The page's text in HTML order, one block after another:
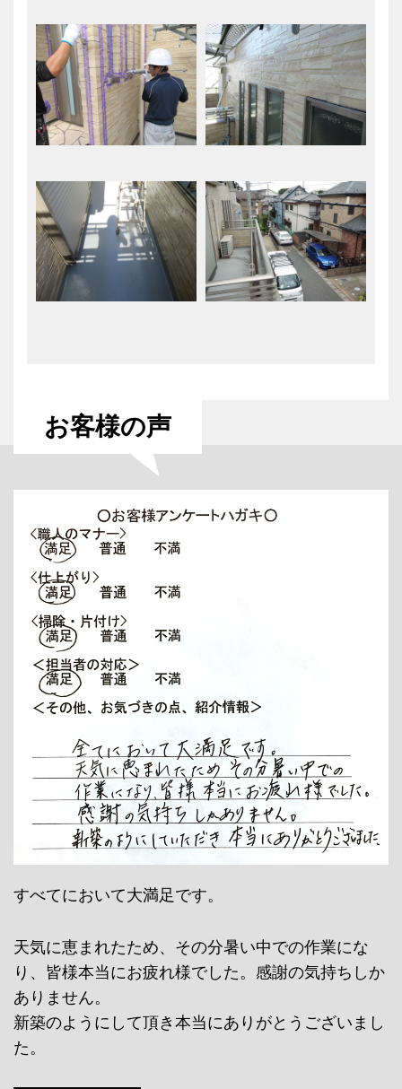
お客様の声
すべてにおいて大満足です。
天気に恵まれたため、その分暑い中での作業にな
り、皆様本当にお疲れ様でした。感謝の気持ちしか
ありません。
新築のようにして頂き本当にありがとうございまし
た。